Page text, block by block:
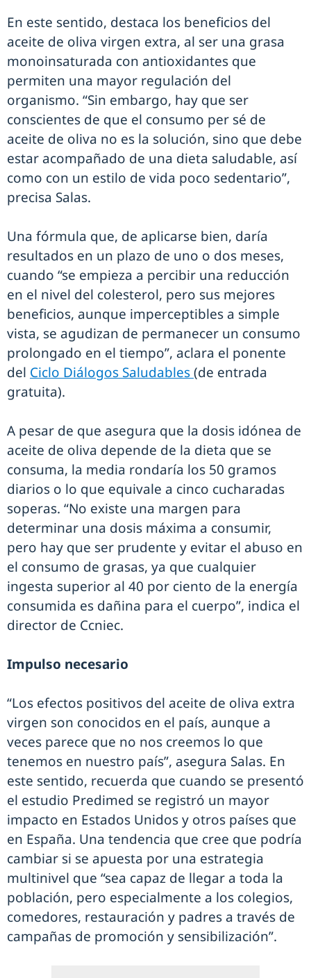
En este sentido, destaca los beneficios del
aceite de oliva virgen extra, al ser una grasa
monoinsaturada con antioxidantes que
permiten una mayor regulación del
organismo. “Sin embargo, hay que ser
conscientes de que el consumo per sé de
aceite de oliva no es la solución, sino que debe
estar acompañado de una dieta saludable, así
como con un estilo de vida poco sedentario”,
precisa Salas.
Una fórmula que, de aplicarse bien, daría
resultados en un plazo de uno o dos meses,
cuando “se empieza a percibir una reducción
en el nivel del colesterol, pero sus mejores
beneficios, aunque imperceptibles a simple
vista, se agudizan de permanecer un consumo
prolongado en el tiempo”, aclara el ponente
del Ciclo Diálogos Saludables(de entrada
gratuita).
A pesar de que asegura que la dosis idónea de
aceite de oliva depende de la dieta que se
consuma, la media rondaría los 50 gramos
diarios o lo que equivale a cinco cucharadas
soperas. “No existe una margen para
determinar una dosis máxima a consumir,
pero hay que ser prudente y evitar el abuso en
el consumo de grasas, ya que cualquier
ingesta superior al 40 por ciento de la energía
consumida es dañina para el cuerpo”, indica el
director de Ccniec.
Impulso necesario
“Los efectos positivos del aceite de oliva extra
virgen son conocidos en el país, aunque a
veces parece que no nos creemos lo que
tenemos en nuestro país”, asegura Salas. En
este sentido, recuerda que cuando se presentó
el estudio Predimed se registró un mayor
impacto en Estados Unidos y otros países que
en España. Una tendencia que cree que podría
cambiar si se apuesta por una estrategia
multinivel que “sea capaz de llegar a toda la
población, pero especialmente a los colegios,
comedores, restauración y padres a través de
campañas de promoción y sensibilización”.